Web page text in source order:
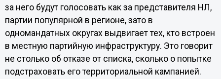
за него будут голосовать как за представителя НЛ,
партии популярной в регионе, зато в
одномандатных округах выдвигает тех, кто встроен
в местную партийную инфраструктуру. Это говорит
не столько об отказе от списка, сколько о попытке
подстраховать его территориальной кампанией.